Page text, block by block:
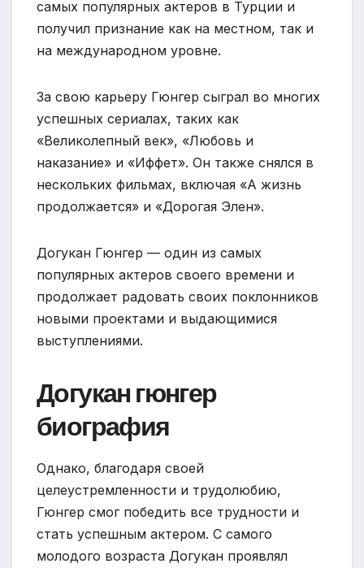
самых популярных актеров в Турции и
получил признание как на местном, так и
на международном уровне.
За свою карьеру Гюнгер сыграл во многих
успешных сериалах, таких как
«Великолепный век», «Любовь и
наказание» и «Иффет». Он также снялся в
нескольких фильмах, включая «А жизнь
продолжается» и «Дорогая Элен».
Догукан Гюнгер — один из самых
популярных актеров своего времени и
продолжает радовать своих поклонников
новыми проектами и выдающимися
выступлениями.
Догукан гюнгер
биография
Однако, благодаря своей
целеустремленности и трудолюбию,
Гюнгер смог победить все трудности и
стать успешным актером. С самого
молодого возраста Догукан проявлял